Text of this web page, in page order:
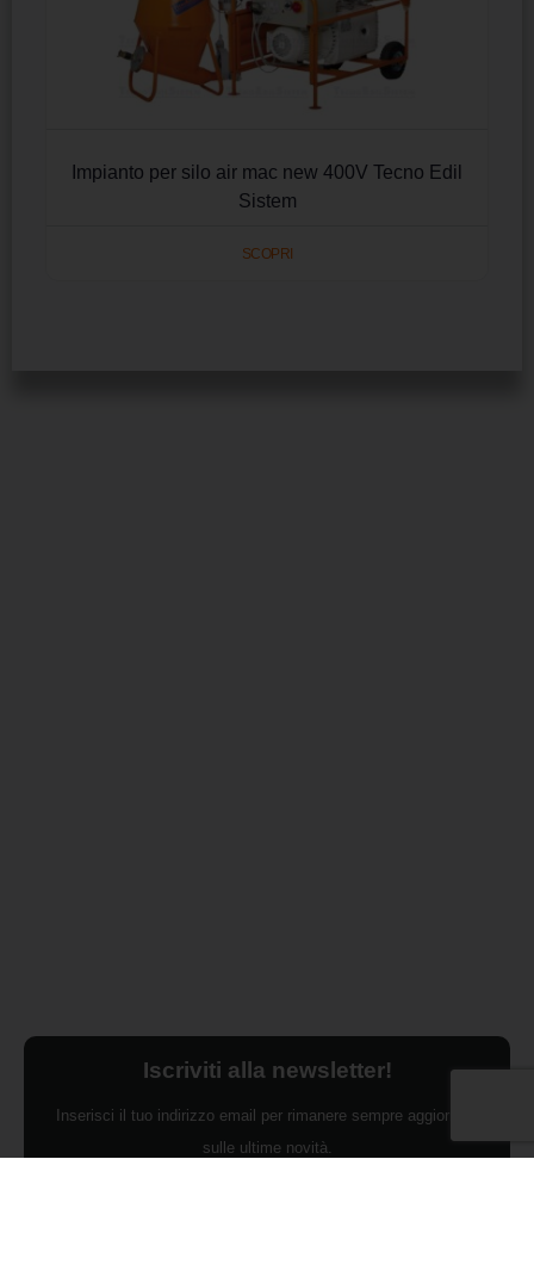
Impianto per silo air mac new 400V Tecno Edil
Sistem
SCOPRI
Iscriviti alla newsletter!
Inserisci il tuo indirizzo email per rimanere sempre aggiornato
sulle ultime novità.